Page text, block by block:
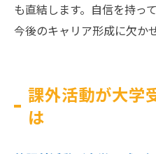
も直結します。自信を持っ
今後のキャリア形成に欠か
課外活動が大学
は